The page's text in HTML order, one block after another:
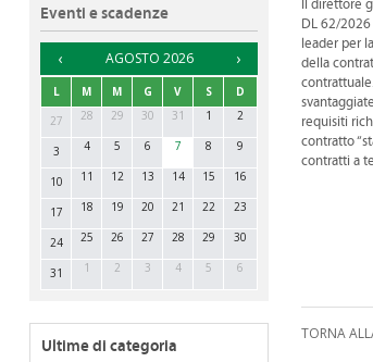
Eventi e scadenze
AGOSTO 2026 ►
L M M G V S
D
27
28 29 30 31 1 2
3 4 5 6 7 8 9
10 11 12 13 14 15 16
17 18 19 20 21 22 23
24 25 26 27 28 29 30
31 1 2 3 4 5 6
Ultime di categoria
Il direttore
DL 62/
leader per
della
requisiti
contratto
contratti a
TORNA